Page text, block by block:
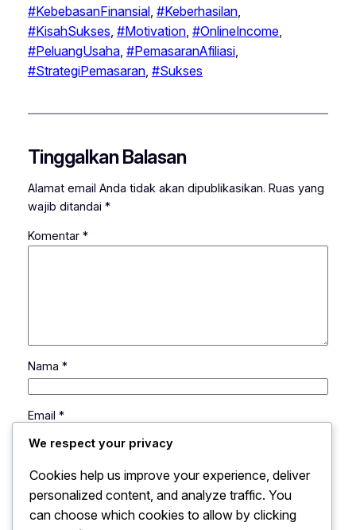
#KebebasanFinansial, #Keberhasilan
#KisahSukses, #Motivation, #OnlineIncome
#PeluangUsaha, #PemasaranAfiliasi
#StrategiPemasaran, #Sukses
Tinggalkan Balasan
Alamat email Anda tidak akan dipublikasikan. Ruas yang
wajib ditandai *
Komentar *
Nama *
Email *
Simpan nama, email, dan situs web saya pada
We respect your privacy
Cookies help us improve your experience, deliver
personalized content, and analyze traffic. You
can choose which cookies to allow by clicking